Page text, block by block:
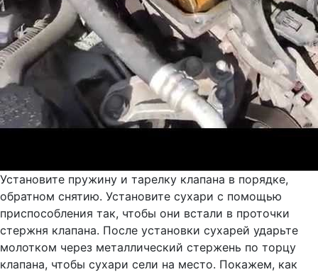
Установите пружину и тарелку клапана в порядке,
обратном снятию. Установите сухари с помощью
приспособления так, чтобы они встали в проточки
стержня клапана. После установки сухарей ударьте
молотком через металлический стержень по торцу
клапана, чтобы сухари сели на место. Покажем, как